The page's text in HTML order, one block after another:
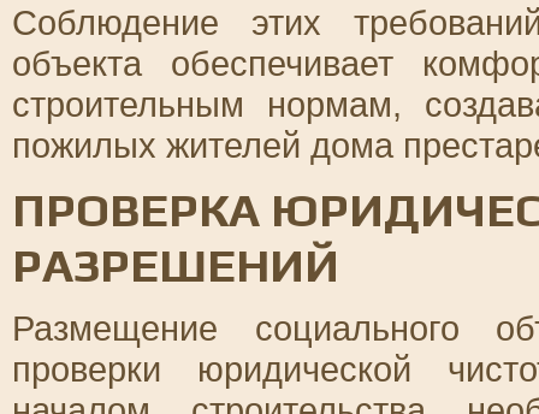
Соблюдение этих
объекта обеспечивает
строительным нормам,
пожилых жителей дома
ПРОВЕРКА
РАЗРЕШЕНИЙ
Размещение социального
проверки юридической